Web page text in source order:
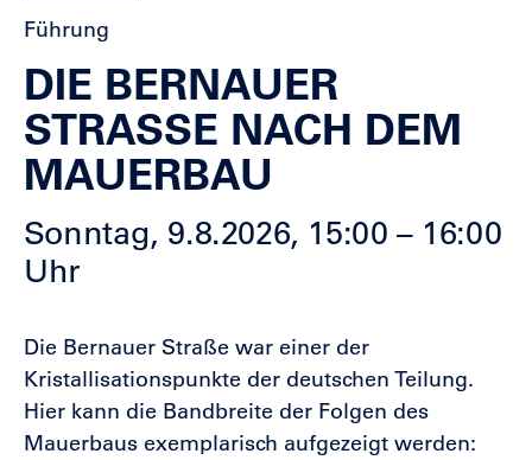
Führung
DIE BERNAUER
STRASSE NACH DEM M
AUERBAU
Sonntag, 9.8.2026, 15:00 – 16:00
Uhr
Die Bernauer Straße war einer der
Kristallisationspunkte der deutschen Teilung.
Hier kann die Bandbreite der Folgen des
Mauerbaus exemplarisch aufgezeigt werden: